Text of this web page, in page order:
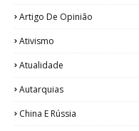
Artigo De Opinião
Ativismo
Atualidade
Autarquias
China E Rússia